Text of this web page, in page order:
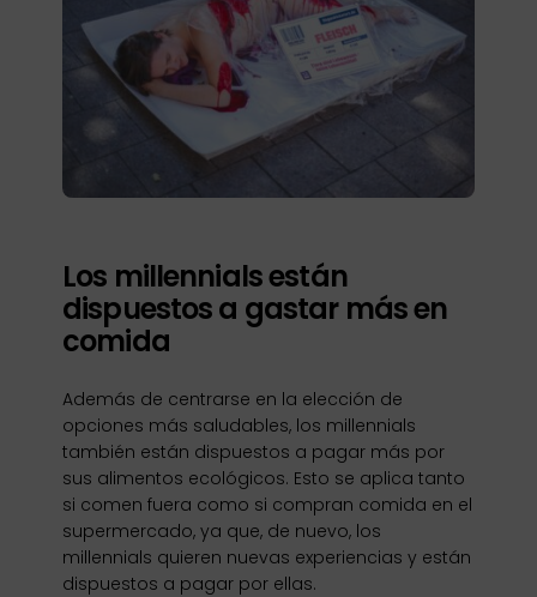
Los millennials están
dispuestos a gastar más en
comida
Además de centrarse en la elección de
opciones más saludables, los millennials
también están dispuestos a pagar más por
sus alimentos ecológicos. Esto se aplica tanto
si comen fuera como si compran comida en el
supermercado, ya que, de nuevo, los
millennials quieren nuevas experiencias y están
dispuestos a pagar por ellas.